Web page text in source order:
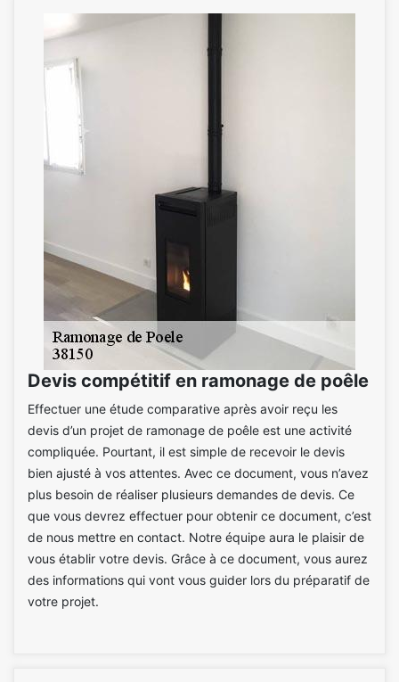
Devis compétitif en ramonage de poêle
Effectuer une étude comparative après avoir reçu les
devis d’un projet de ramonage de poêle est une activité
compliquée. Pourtant, il est simple de recevoir le devis
bien ajusté à vos attentes. Avec ce document, vous n’avez
plus besoin de réaliser plusieurs demandes de devis. Ce
que vous devrez effectuer pour obtenir ce document, c’est
de nous mettre en contact. Notre équipe aura le plaisir de
vous établir votre devis. Grâce à ce document, vous aurez
des informations qui vont vous guider lors du préparatif de
votre projet.